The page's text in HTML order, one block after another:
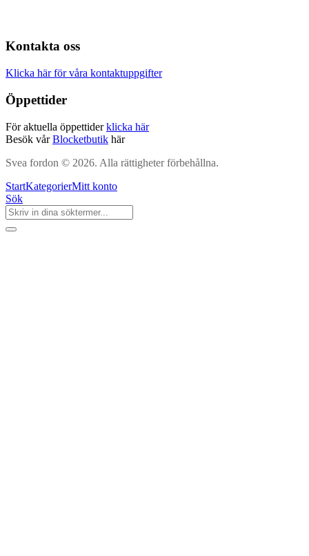
Kontakta oss
Klicka här för våra kontaktuppgifter
Öppettider
För aktuella öppettiderklicka här
Besök vårBlocketbutik här
Svea fordon © 2026. Alla rättigheter förbehållna.
StartKategorierMitt konto
Sök